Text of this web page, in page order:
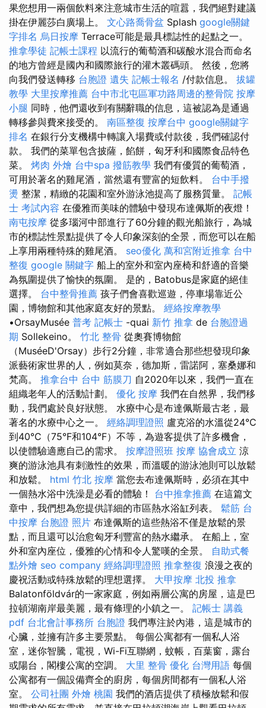
果您想用一兩個飲料來注意城市生活的喧囂，我們絕對建議
掛在伊麗莎白廣場上。 文心路喬骨盆 Splash google關鍵
字排名 烏日按摩 Terrace可能是最具標誌性的起點之一。
推拿學徒 記帳士課程 以流行的葡萄酒和碳酸水混合而命名
的地方曾經是國內和國際旅行的灌木叢碼頭。 然後，您將
向我們發送轉移 台胞證 遺失 記帳士報名 /付款信息。 拔罐
教學 大里按摩推薦 台中市北屯區軍功路周邊的整骨院 按摩
小腿 同時，他們還收到有關辭職的信息，這被認為是通過
轉移參與費來接受的。 南區整復 按摩台中 google關鍵字
排名 在銀行分支機構中轉讓入場費或付款後，我們確認付
款。 我們的菜單包含披薩，餡餅，匈牙利和國際食品特色
菜。 烤肉 外燴 台中spa 撥筋教學 我們有優質的葡萄酒，
可用於著名的雞尾酒，當然還有豐富的短飲料。 台中手撥
燙 整潔，精緻的花園和室外游泳池提高了服務質量。 記帳
士 考試內容 在優雅而美味的體驗中發現布達佩斯的夜燈！
南屯按摩 從多瑙河中部進行了60分鐘的觀光船旅行，為城
市的標誌性景點提供了令人印象深刻的全景，而您可以在船
上享用兩種特殊的雞尾酒。 seo優化 萬和宮附近推拿 台中
整復 google 關鍵字 船上的室外和室內座椅和舒適的音樂
為氛圍提供了愉快的氛圍。 是的，Batobus是家庭的絕佳
選擇。 台中整骨推薦 孩子們會喜歡巡遊，停車場靠近公
園，博物館和其他家庭友好的景點。 經絡按摩教學
•OrsayMusée 普考 記帳士 -quai 新竹 推拿 de 台胞證過
期 Sollekeino。 竹北 整骨 從奧賽博物館
（MuséeD'Orsay）步行2分鐘，非常適合那些想發現印象
派藝術家世界的人，例如莫奈，德加斯，雷諾阿，塞桑娜和
梵高。 推拿台中 台中 筋膜刀 自2020年以來，我們一直在
組織老年人的活動計劃。 優化 按摩 我們在自然界，我們移
動，我們處於良好狀態。 水療中心是布達佩斯最古老，最
著名的水療中心之一。 經絡調理證照 盧克浴的水溫從24°C
到40°C（75°F和104°F）不等，為遊客提供了許多機會，
以使體驗適應自己的需求。 按摩證照班 按摩 協會成立 涼
爽的游泳池具有刺激性的效果，而溫暖的游泳池則可以放鬆
和放鬆。 html 竹北 按摩 當您去布達佩斯時，必須在其中
一個熱水浴中洗澡是必看的體驗！ 台中推拿推薦 在這篇文
章中，我們想為您提供詳細的市區熱水浴缸列表。 鬆筋 台
中按摩 台胞證 照片 布達佩斯的這些熱浴不僅是放鬆的景
點，而且還可以治愈匈牙利豐富的熱水繼承。 在船上，室
外和室內座位，優雅的心情和令人驚嘆的全景。 自助式餐
點外燴 seo company 經絡調理證照 推拿整復 浪漫之夜的
慶祝活動或特殊放鬆的理想選擇。 大甲按摩 北投 推拿
Balatonföldvár的一家家庭，例如兩層公寓的房屋，這是巴
拉頓湖南岸最美麗，最有條理的小鎮之一。 記帳士 講義
pdf 台北會計事務所 台胞證 我們專注於內港，這是城市的
心臟，並擁有許多主要景點。 每個公寓都有一個私人浴
室，迷你智騰，電視，Wi-Fi互聯網，蚊帳，百葉窗，露台
或陽台，閣樓公寓的空調。 大里 整骨 優化 台灣用語 每個
公寓都有一個設備齊全的廚房，每個房間都有一個私人浴
室。 公司社團 外燴 桃園 我們的酒店提供了積極放鬆和假